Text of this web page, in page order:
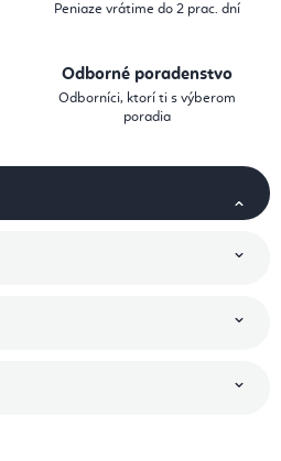
Peniaze vrátime do 2 prac. dní
Odborné poradenstvo
Odborníci, ktorí ti s výberom
poradia